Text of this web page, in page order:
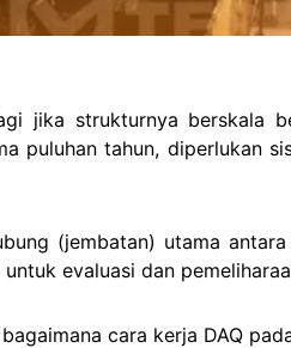
jika strukturnya berskala
puluhan tahun, diperlukan
(jembatan) utama
evaluasi dan
cara kerja DAQ